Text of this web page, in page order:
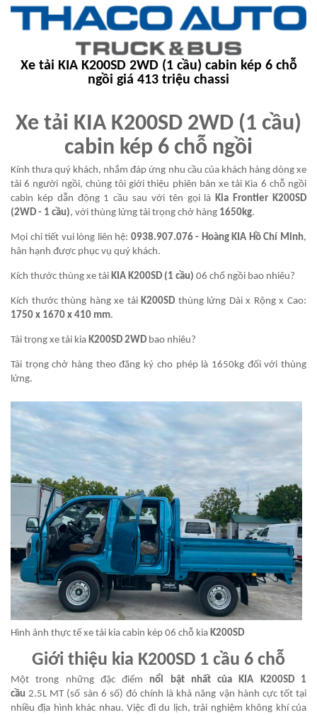
Xe tải KIA K200SD 2WD (1 cầu) cabin kép 6 chỗ
ngồi giá 413 triệu chassi
Xe tải KIA K200SD 2WD (1 cầu)
cabin kép 6 chỗ ngồi
Kính thưa quý khách, nhắm đáp ứng nhu cầu của khách hàng dòng xe
tải 6 người ngồi, chúng tôi giới thiệu phiên bản xe tải Kia 6 chỗ ngồi
cabin kép dẫn động 1 cầu sau với tên gọi là Kia Frontier K200SD
(2WD - 1 cầu), với thùng lửng tải trọng chở hàng 1650kg.
Mọi chi tiết vui lòng liên hệ: 0938.907.076 - Hoàng KIA Hồ Chí Minh,
hân hạnh được phục vụ quý khách.
Kích thước thùng xe tải KIA K200SD (1 cầu) 06 chổ ngồi bao nhiêu?
Kích thước thùng hàng xe tải K200SD thùng lửng Dài x Rộng x Cao:
1750 x 1670 x 410 mm.
Tải trọng xe tải kia K200SD 2WD bao nhiêu?
Tải trọng chở hàng theo đăng ký cho phép là 1650kg đối với thùng
lửng.
Hình ảnh thực tế xe tải kia cabin kép 06 chỗ kia K200SD
Giới thiệu kia K200SD 1 cầu 6 chỗ
Một trong những đặc điểm nổi bật nhất của KIA K200SD 1
cầu 2.5L MT (số sàn 6 số) đó chính là khả năng vận hành cực tốt tại
nhiều địa hình khác nhau. Việc đi du lịch, trải nghiệm không khí của